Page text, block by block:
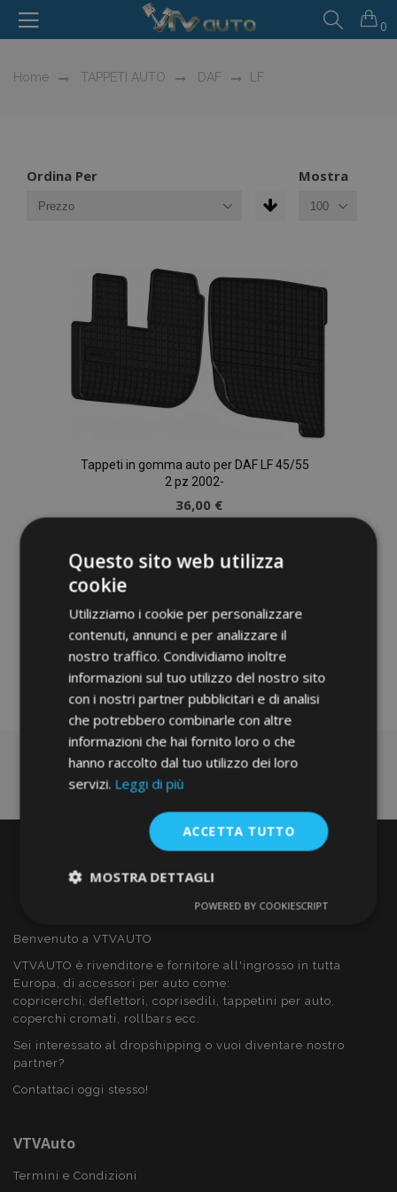
0
Home TAPPETI AUTO DAF LF
Ordina Per Mostra
Tappeti in gomma auto per DAF LF 45/55
2 pz 2002-
36,00 €
Aggiungi Al Carrello
alla
lista
desideri
Benvenuto a VTVAUTO
VTVAUTO è rivenditore e fornitore all'ingrosso in tutta
Europa, di accessori per auto come:
copricerchi, deflettori, coprisedili, tappetini per auto,
coperchi cromati, rollbars ecc.
Sei interessato al dropshipping o vuoi diventare nostro
partner?
Contattaci oggi stesso!
VTVAuto
Termini e Condizioni
Questo sito web utilizza
cookie
Utilizziamo i cookie per personalizzare
contenuti, annunci e per analizzare il
nostro traffico. Condividiamo inoltre
informazioni sul tuo utilizzo del nostro sito
con i nostri partner pubblicitari e di analisi
che potrebbero combinarle con altre
informazioni che hai fornito loro o che
hanno raccolto dal tuo utilizzo dei loro
servizi. Leggi di più
ACCETTA TUTTO
MOSTRA DETTAGLI
Performance
Targeting Funzionalità
I cookie strettamente necessari consentono le
POWERED BY COOKIESCRIPT